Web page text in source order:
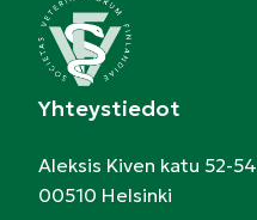
Yhteystiedot
Aleksis Kiven katu 52-54
00510 Helsinki